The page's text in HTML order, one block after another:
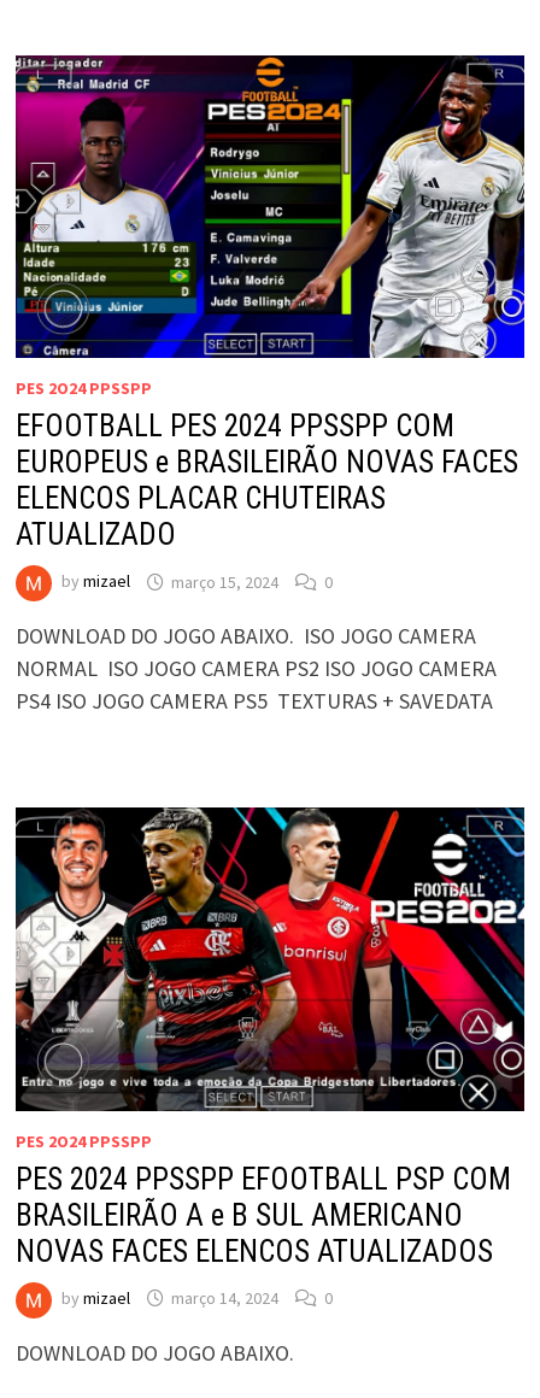
PES 2O24 PPSSPP
EFOOTBALL PES 2024 PPSSPP COM
EUROPEUS e BRASILEIRÃO NOVAS FACES
ELENCOS PLACAR CHUTEIRAS
ATUALIZADO
by mizael março 15, 2024 0
DOWNLOAD DO JOGO ABAIXO. ISO JOGO CAMERA
NORMAL ISO JOGO CAMERA PS2 ISO JOGO CAMERA
PS4 ISO JOGO CAMERA PS5 TEXTURAS + SAVEDATA
PES 2O24 PPSSPP
PES 2024 PPSSPP EFOOTBALL PSP COM
BRASILEIRÃO A e B SUL AMERICANO
NOVAS FACES ELENCOS ATUALIZADOS
by mizael março 14, 2024 0
DOWNLOAD DO JOGO ABAIXO.